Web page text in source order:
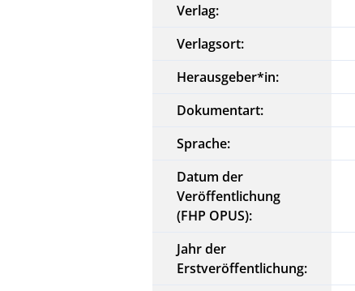
Verlag:
Verlagsort:
Herausgeber*in:
Dokumentart:
Sprache:
Datum der
Veröffentlichung
(FHP OPUS):
Jahr der
Erstveröffentlichung: